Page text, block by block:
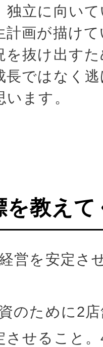
独立に向い
計画が描け
を抜け出す
長ではなく
ます。
を教え
営を安定さ
のために2
させること